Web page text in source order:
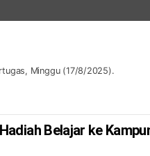
Minggu (17/8/2025).
Belajar ke